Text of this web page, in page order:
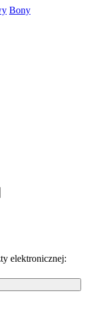
Bony
elektronicznej: